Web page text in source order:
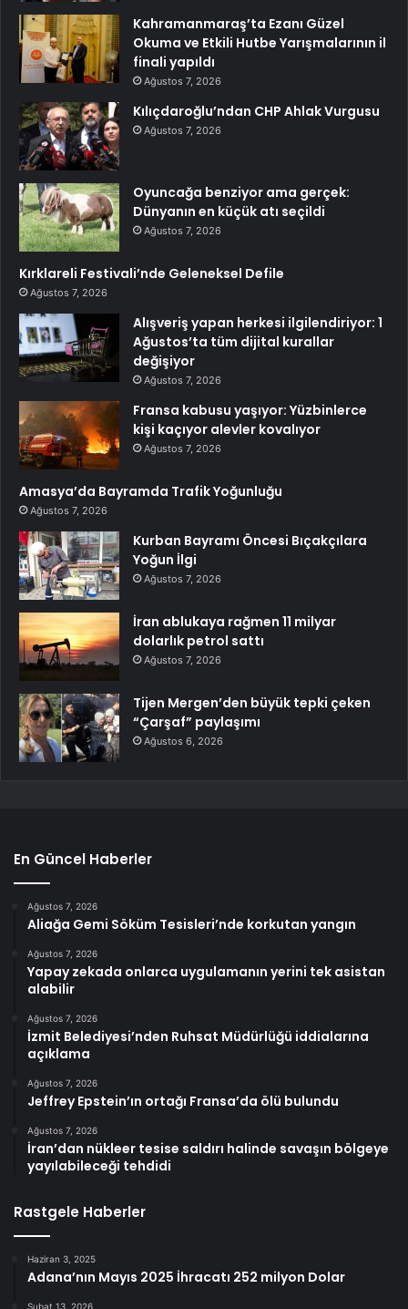
Kahramanmaraş’ta Ezanı Güzel
Okuma ve Etkili Hutbe Yarışmalarının il
finali yapıldı
Ağustos 7, 2026
Kılıçdaroğlu’ndan CHP Ahlak Vurgusu
Ağustos 7, 2026
Oyuncağa benziyor ama gerçek:
Dünyanın en küçük atı seçildi
Ağustos 7, 2026
Kırklareli Festivali’nde Geleneksel Defile
Ağustos 7, 2026
Alışveriş yapan herkesi ilgilendiriyor: 1
Ağustos’ta tüm dijital kurallar
değişiyor
Ağustos 7, 2026
Fransa kabusu yaşıyor: Yüzbinlerce
kişi kaçıyor alevler kovalıyor
Ağustos 7, 2026
Amasya’da Bayramda Trafik Yoğunluğu
Ağustos 7, 2026
Kurban Bayramı Öncesi Bıçakçılara
Yoğun İlgi
Ağustos 7, 2026
İran ablukaya rağmen 11 milyar
dolarlık petrol sattı
Ağustos 7, 2026
Tijen Mergen’den büyük tepki çeken
“Çarşaf” paylaşımı
Ağustos 6, 2026
En Güncel Haberler
Ağustos 7, 2026
Aliağa Gemi Söküm Tesisleri’nde korkutan yangın
Ağustos 7, 2026
Yapay zekada onlarca uygulamanın yerini tek asistan
alabilir
Ağustos 7, 2026
İzmit Belediyesi’nden Ruhsat Müdürlüğü iddialarına
açıklama
Ağustos 7, 2026
Jeffrey Epstein’ın ortağı Fransa’da ölü bulundu
Ağustos 7, 2026
İran’dan nükleer tesise saldırı halinde savaşın bölgeye
yayılabileceği tehdidi
Rastgele Haberler
Haziran 3, 2025
Adana’nın Mayıs 2025 İhracatı 252 milyon Dolar
Şubat 13, 2026